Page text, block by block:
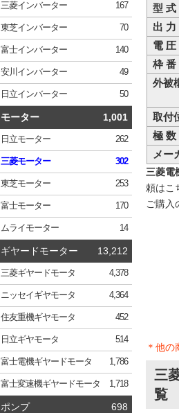
三菱インバーター 167
東芝インバーター 70
富士インバーター 140
安川 インバーター 49
日立インバーター 50
モーター 1,001
日立モーター 262
三菱モーター 302
東芝モーター 253
富士モーター 170
ムライモーター 14
ギヤードモーター 13,212
三菱ギヤードモータ 4,378
ニッセイギヤモータ 4,364
住友重機ギヤモータ 452
日立ギヤモータ 514
富士電機ギヤードモータ 1,786
富士変速機ギヤードモータ 1,718
ポンプ 698
型 式
出 力
電 圧
枠 番
外被
取付
極 数
メー
三菱電
頼はこ
ご購入
＊他
三
覧